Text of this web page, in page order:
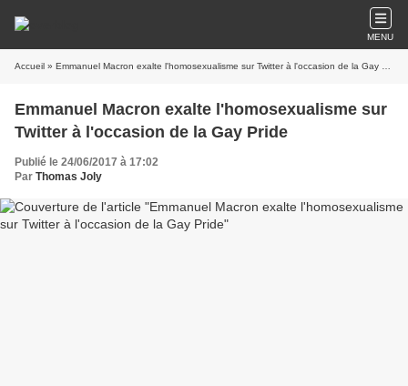
MENU
Accueil » Emmanuel Macron exalte l'homosexualisme sur Twitter à l'occasion de la Gay Pride
Emmanuel Macron exalte l'homosexualisme sur
Twitter à l'occasion de la Gay Pride
Publié le 24/06/2017 à 17:02
Par Thomas Joly